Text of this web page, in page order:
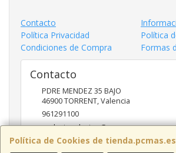
Política de Cookies de tienda.pcmas.es
Contacto
Política Privacidad
Política
Condiciones de Compra
Formas
Contacto
PDRE MENDEZ 35 BAJO
46900TORRENT,Valencia
961291100
nadasinsolucion@pcmas.es